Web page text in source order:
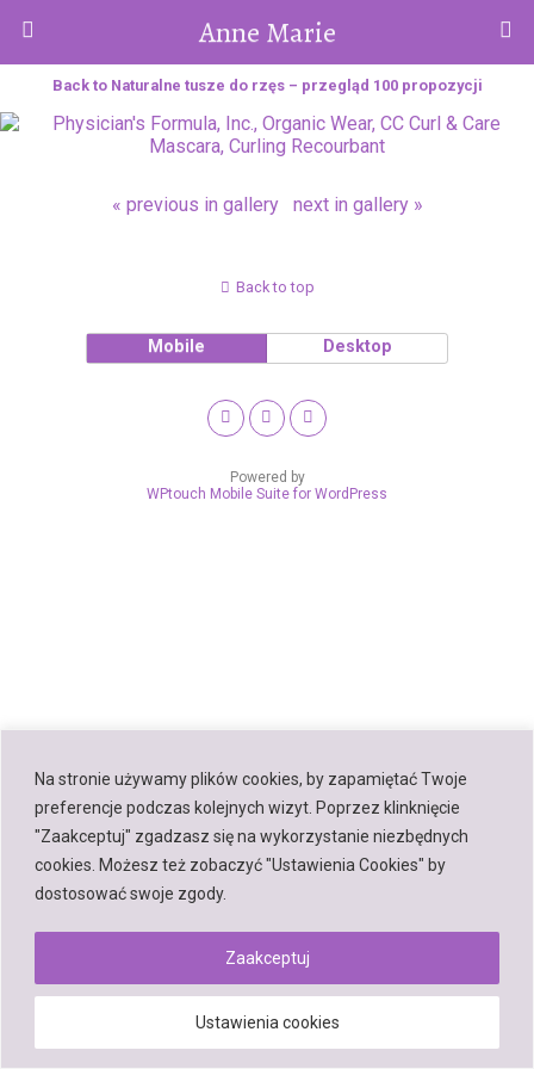
Na stronie używamy plików cookies, by zapamiętać Twoje
preferencje podczas kolejnych wizyt. Poprzez klinknięcie
"Zaakceptuj" zgadzasz się na wykorzystanie niezbędnych
cookies. Możesz też zobaczyć "Ustawienia Cookies" by
dostosować swoje zgody.
Ustawienia cookies
Zaakceptuj
Anne Marie
Back to Naturalne tusze do rzęs – przegląd 100 propozycji
« previous in gallery next in gallery »
Back to top
Mobile Desktop
Powered by
WPtouch Mobile Suite for WordPress